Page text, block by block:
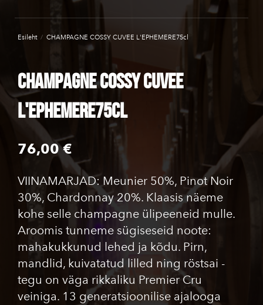
Esileht / CHAMPAGNE COSSY CUVEE L'EPHEMERE75cl
CHAMPAGNE COSSY CUVEE
L'EPHEMERE75cl
76,00 €
VIINAMARJAD: Meunier 50%, Pinot Noir
30%, Chardonnay 20%. Klaasis näeme
kohe selle champagne ülipeeneid mulle.
Aroomis tunneme sügiseseid noote:
mahakukkunud lehed ja kõdu. Pirn,
mandlid, kuivatatud lilled ning röstsai -
tegu on väga rikkaliku Premier Cru
veiniga. 13 generatsioonilise ajalooga